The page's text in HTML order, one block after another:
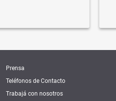
Prensa
Teléfonos de Contacto
Trabajá con nosotros